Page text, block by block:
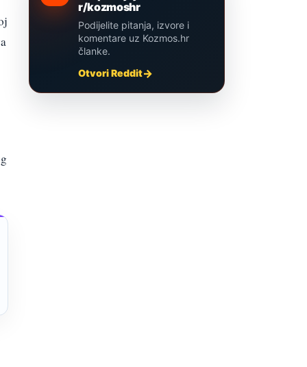
r/kozmoshr
Podijelite pitanja, izvore i
komentare uz Kozmos.hr
članke.
Otvori Reddit